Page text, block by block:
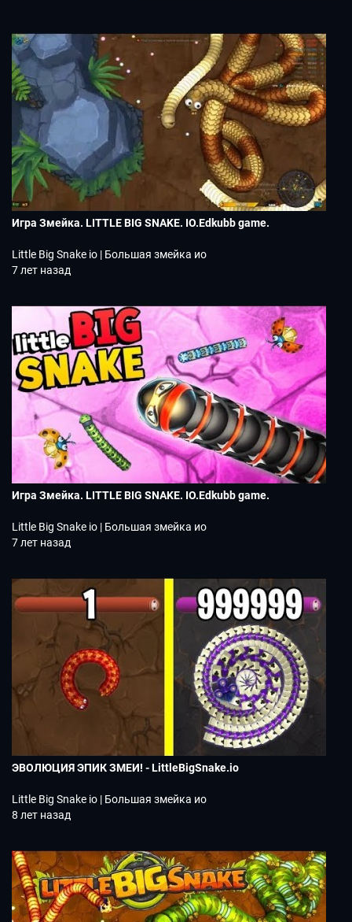
Игра Змейка. LITTLE BIG SNAKE. IO.Edkubb game.
Little Big Snake io | Большая змейка ио
7 лет назад
Игра Змейка. LITTLE BIG SNAKE. IO.Edkubb game.
Little Big Snake io | Большая змейка ио
7 лет назад
ЭВОЛЮЦИЯ ЭПИК ЗМЕИ! - LittleBigSnake.io
Little Big Snake io | Большая змейка ио
8 лет назад